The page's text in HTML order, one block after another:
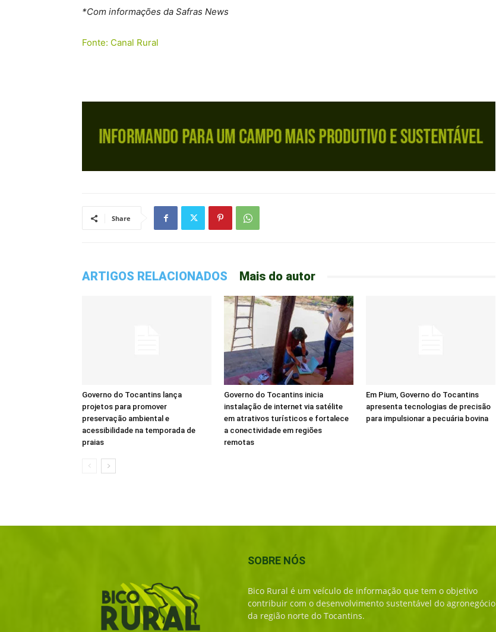
*Com informações da Safras News
Fonte: Canal Rural
Share
ARTIGOS RELACIONADOS Mais do autor
Governo do Tocantins lança
projetos para promover
preservação ambiental e
acessibilidade na temporada de
praias
Governo do Tocantins inicia
instalação de internet via satélite
em atrativos turísticos e fortalece
a conectividade em regiões
remotas
Em Pium, Governo do Tocantins
apresenta tecnologias de precisão
para impulsionar a pecuária bovina
SOBRE NÓS
Bico Rural é um veículo de informação que tem o objetivo
contribuir com o desenvolvimento sustentável do agronegócio
da região norte do Tocantins.